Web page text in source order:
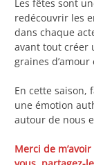
Les fêtes sont
redécouvrir les
dans chaque
avant tout créer
graines
En cette saison,
une émotion
autour de nous
Merci de